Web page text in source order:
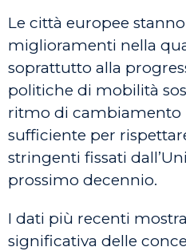
Le città europee
miglioramenti nella
soprattutto alla
politiche di mobilità
ritmo di cambiamento
sufficiente per
stringenti fissati
prossimo decennio.
I dati più recenti
significativa delle